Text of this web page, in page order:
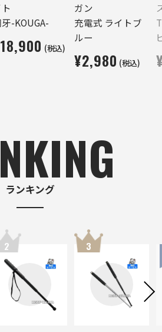
-KOUGA-
(税込)
ガン
充電式 ライトブ
ルー
¥2,980 (税込)
ランキング
2 3